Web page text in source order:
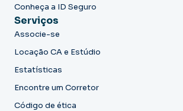
Conheça a ID Seguro
Serviços
Associe-se
Locação CA e Estúdio
Estatísticas
Encontre um Corretor
Código de ética